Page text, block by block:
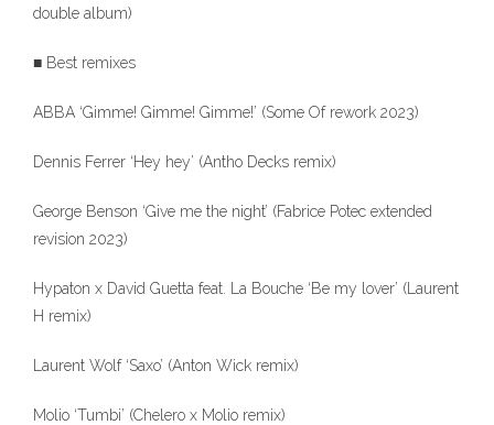
double album)
■ Best remixes
ABBA ‘Gimme! Gimme! Gimme!’ (Some Of rework 2023)
Dennis Ferrer ‘Hey hey’ (Antho Decks remix)
George Benson ‘Give me the night’ (Fabrice Potec extended
revision 2023)
Hypaton x David Guetta feat. La Bouche ‘Be my lover’ (Laurent
H remix)
Laurent Wolf ‘Saxo’ (Anton Wick remix)
Molio ‘Tumbi’ (Chelero x Molio remix)